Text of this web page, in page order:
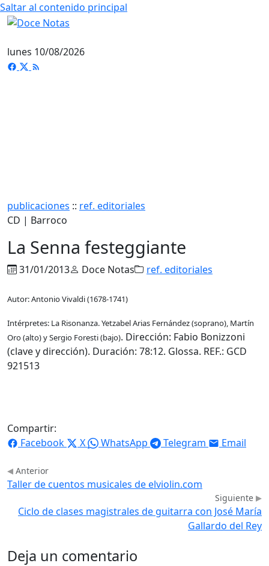
Saltar al contenido principal
lunes 10/08/2026
publicaciones :: ref. editoriales
CD | Barroco
La Senna festeggiante
31/01/2013 Doce Notas ref. editoriales
Autor: Antonio Vivaldi (1678-1741)
Intérpretes: La Risonanza. Yetzabel Arias Fernández (soprano), Martín
Oro (alto) y Sergio Foresti (bajo). Dirección: Fabio Bonizzoni
(clave y dirección). Duración: 78:12. Glossa. REF.: GCD
921513
Compartir:
Facebook
X WhatsApp Telegram Email
Anterior
Taller de cuentos musicales de elviolin.com
Siguiente
Ciclo de clases magistrales de guitarra con José María
Gallardo del Rey
Deja un comentario